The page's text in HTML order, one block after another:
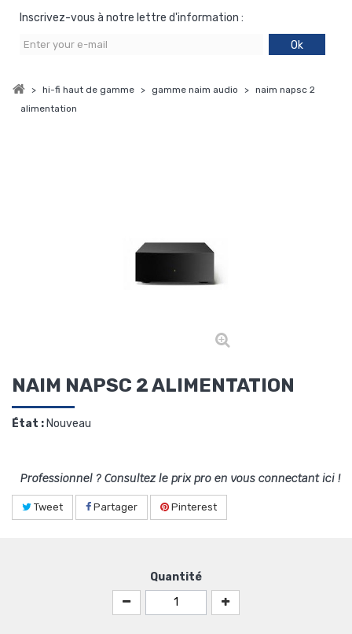
Inscrivez-vous à notre lettre d'information :
Ok
> hi-fi haut de gamme > gamme naim audio > naim napsc 2
alimentation
NAIM NAPSC 2 ALIMENTATION
État :Nouveau
Professionnel ? Consultez le prix pro en vous connectant ici !
Tweet Partager Pinterest
Quantité